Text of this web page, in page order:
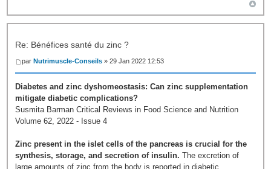
Re: Bénéfices santé du zinc ?
parNutrimuscle-Conseils » 29 Jan 2022 12:53
Diabetes and zinc dyshomeostasis: Can zinc supplementation
mitigate diabetic complications?
Susmita Barman Critical Reviews in Food Science and Nutrition
Volume 62, 2022 - Issue 4
Zinc present in the islet cells of the pancreas is crucial for the
synthesis, storage, and secretion of insulin. The excretion of
large amounts of zinc from the body is reported in diabetic